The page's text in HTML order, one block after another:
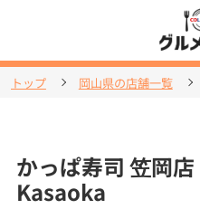
トップ 岡山県の店舗一覧
かっぱ寿司 笠岡
Kasaoka